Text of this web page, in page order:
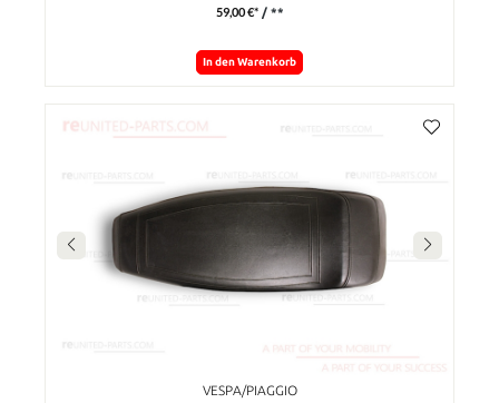
59,00 €* / **
In den Warenkorb
VESPA/PIAGGIO